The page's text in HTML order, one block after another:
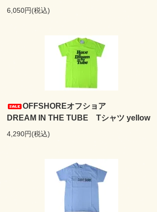
6,050円(税込)
OFFSHOREオフショア
DREAM IN THE TUBE Tシャツ yellow
4,290円(税込)